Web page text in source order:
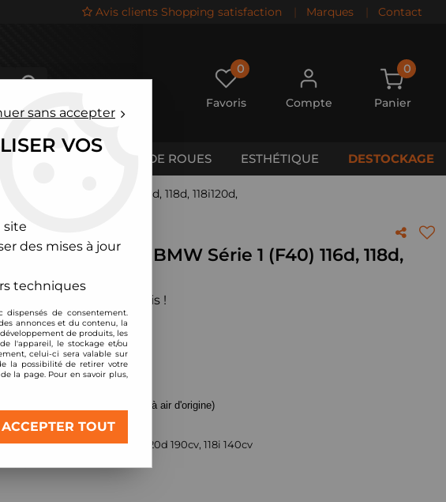
Avis clients Shopping satisfaction | Marques | Contact
0
Favoris Compte
0
Panier
CALES DE ROUES ESTHÉTIQUE DESTOCKAGE
BMW Série 1 (F40) 116d, 118d, 118i120d,
BMC pour BMW Série 1 (F40) 116d, 118d,
à donner votre avis !
de remplacement (pour boite à air d'origine)
F40) 116d 116cv, 118d 150cv, 120d 190cv, 118i 140cv
sans accepter
VOS
site
des mises à jour
techniques
dispensés de consentement.
annonces et du contenu, la
de produits, les
l'appareil, le stockage et/ou
celui-ci sera valable sur
la possibilité de retirer votre
la page. Pour en savoir plus,
ACCEPTER TOUT